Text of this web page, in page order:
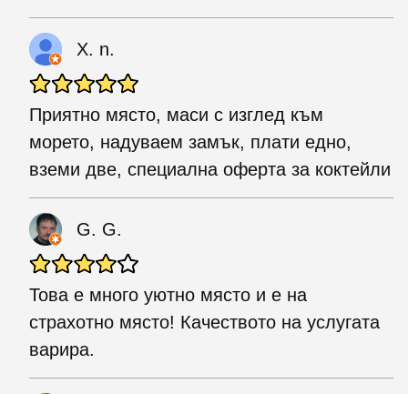
X. n.
Приятно място, маси с изглед към
морето, надуваем замък, плати едно,
вземи две, специална оферта за коктейли
G. G.
Това е много уютно място и е на
страхотно място! Качеството на услугата
варира.